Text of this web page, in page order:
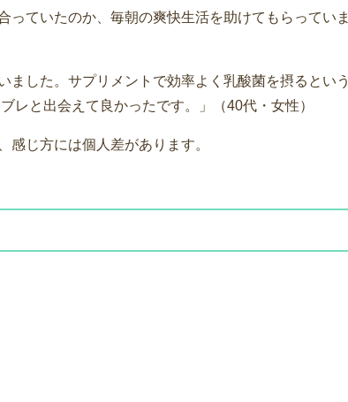
っていたのか、毎朝の爽快生活を助けてもらっていま
ました。サプリメントで効率よく乳酸菌を摂るという
レと出会えて良かったです。」（40代・女性）
じ方には個人差があります。